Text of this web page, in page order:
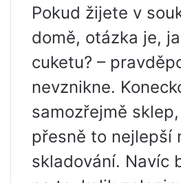
Pokud žijete v
domě, otázka je,
cuketu? –
nevznikne.
samozřejmě
přesně to nejlepší
skladování. Navíc